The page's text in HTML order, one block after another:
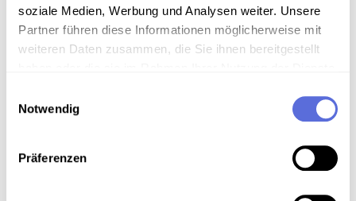
soziale Medien, Werbung und Analysen weiter. Unsere
Partner führen diese Informationen möglicherweise mit
weiteren Daten zusammen, die Sie ihnen bereitgestellt
Notwendig
Präferenzen
Verortung in der digitalen Sammlung
Moderne Musikformen - Jazz,